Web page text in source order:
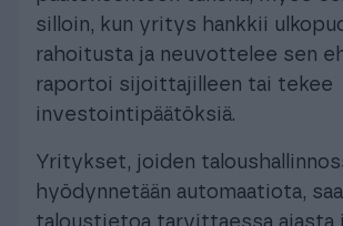
silloin, kun yritys hankkii
rahoitusta ja neuvottelee sen
raportoi sijoittajilleen tai tekee
investointipäätöksiä.
Yritykset, joiden
hyödynnetään automaatiota,